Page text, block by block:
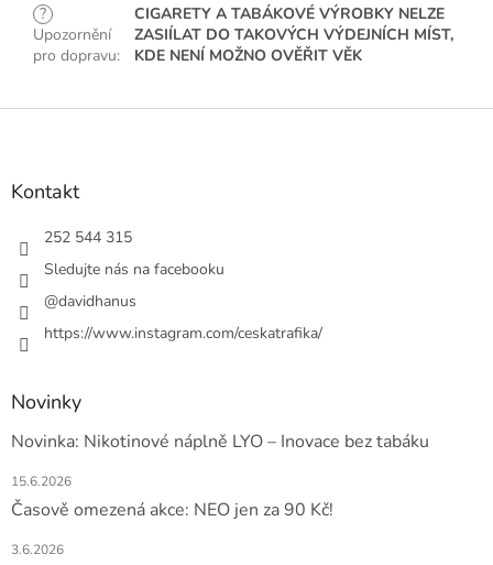
?
Upozornění
pro dopravu:
CIGARETY A TABÁKOVÉ VÝROBKY NELZE
ZASIÍLAT DO TAKOVÝCH VÝDEJNÍCH MÍST,
KDE NENÍ MOŽNO OVĚŘIT VĚK
Z
Kontakt
252 544 315
Sledujte nás na facebooku
@davidhanus
https://www.instagram.com/ceskatrafika/
Novinky
Novinka: Nikotinové náplně LYO – Inovace bez tabáku
15.6.2026
Časově omezená akce: NEO jen za 90 Kč!
3.6.2026